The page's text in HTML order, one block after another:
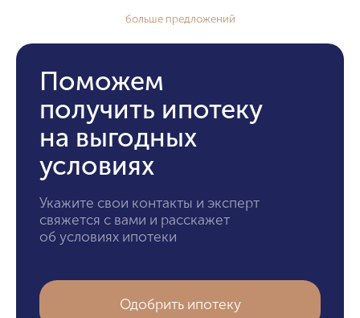
больше предложений
Поможем
получить ипотеку
на выгодных
условиях
Укажите свои контакты и эксперт
свяжется с вами и расскажет
об условиях ипотеки
Одобрить ипотеку